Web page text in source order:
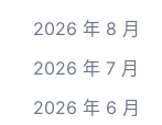
2026 年 8 月
2026 年 7 月
2026 年 6 月